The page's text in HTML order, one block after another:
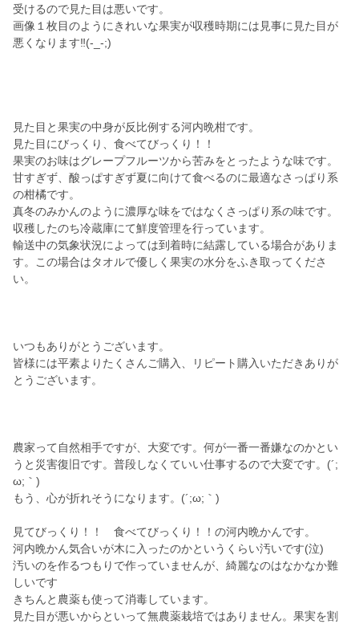
受けるので見た目は悪いです。
画像１枚目のようにきれいな果実が収穫時期には見事に見た目が
悪くなります‼️(-_-;)
見た目と果実の中身が反比例する河内晩柑です。
見た目にびっくり、食べてびっくり！！
果実のお味はグレープフルーツから苦みをとったような味です。
甘すぎず、酸っぱすぎず夏に向けて食べるのに最適なさっぱり系
の柑橘です。
真冬のみかんのように濃厚な味をではなくさっぱり系の味です。
収穫したのち冷蔵庫にて鮮度管理を行っています。
輸送中の気象状況によっては到着時に結露している場合がありま
す。この場合はタオルで優しく果実の水分をふき取ってくださ
い。
いつもありがとうございます。
皆様には平素よりたくさんご購入、リピート購入いただきありが
とうございます。
農家って自然相手ですが、大変です。何が一番一番嫌なのかとい
うと災害復旧です。普段しなくていい仕事するので大変です。(´;
ω;｀)
もう、心が折れそうになります。(´;ω;｀)
見てびっくり！！ 食べてびっくり！！の河内晩かんです。
河内晩かん気合いが木に入ったのかというくらい汚いです(泣)
汚いのを作るつもりで作っていませんが、綺麗なのはなかなか難
しいです
きちんと農薬も使って消毒しています。
見た目が悪いからといって無農薬栽培ではありません。果実を割